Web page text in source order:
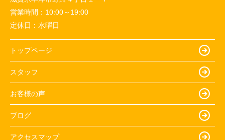
営業時間： 10:00～19:00
定休日： 水曜日
トップページ
スタッフ
お客様の声
ブログ
アクセスマップ